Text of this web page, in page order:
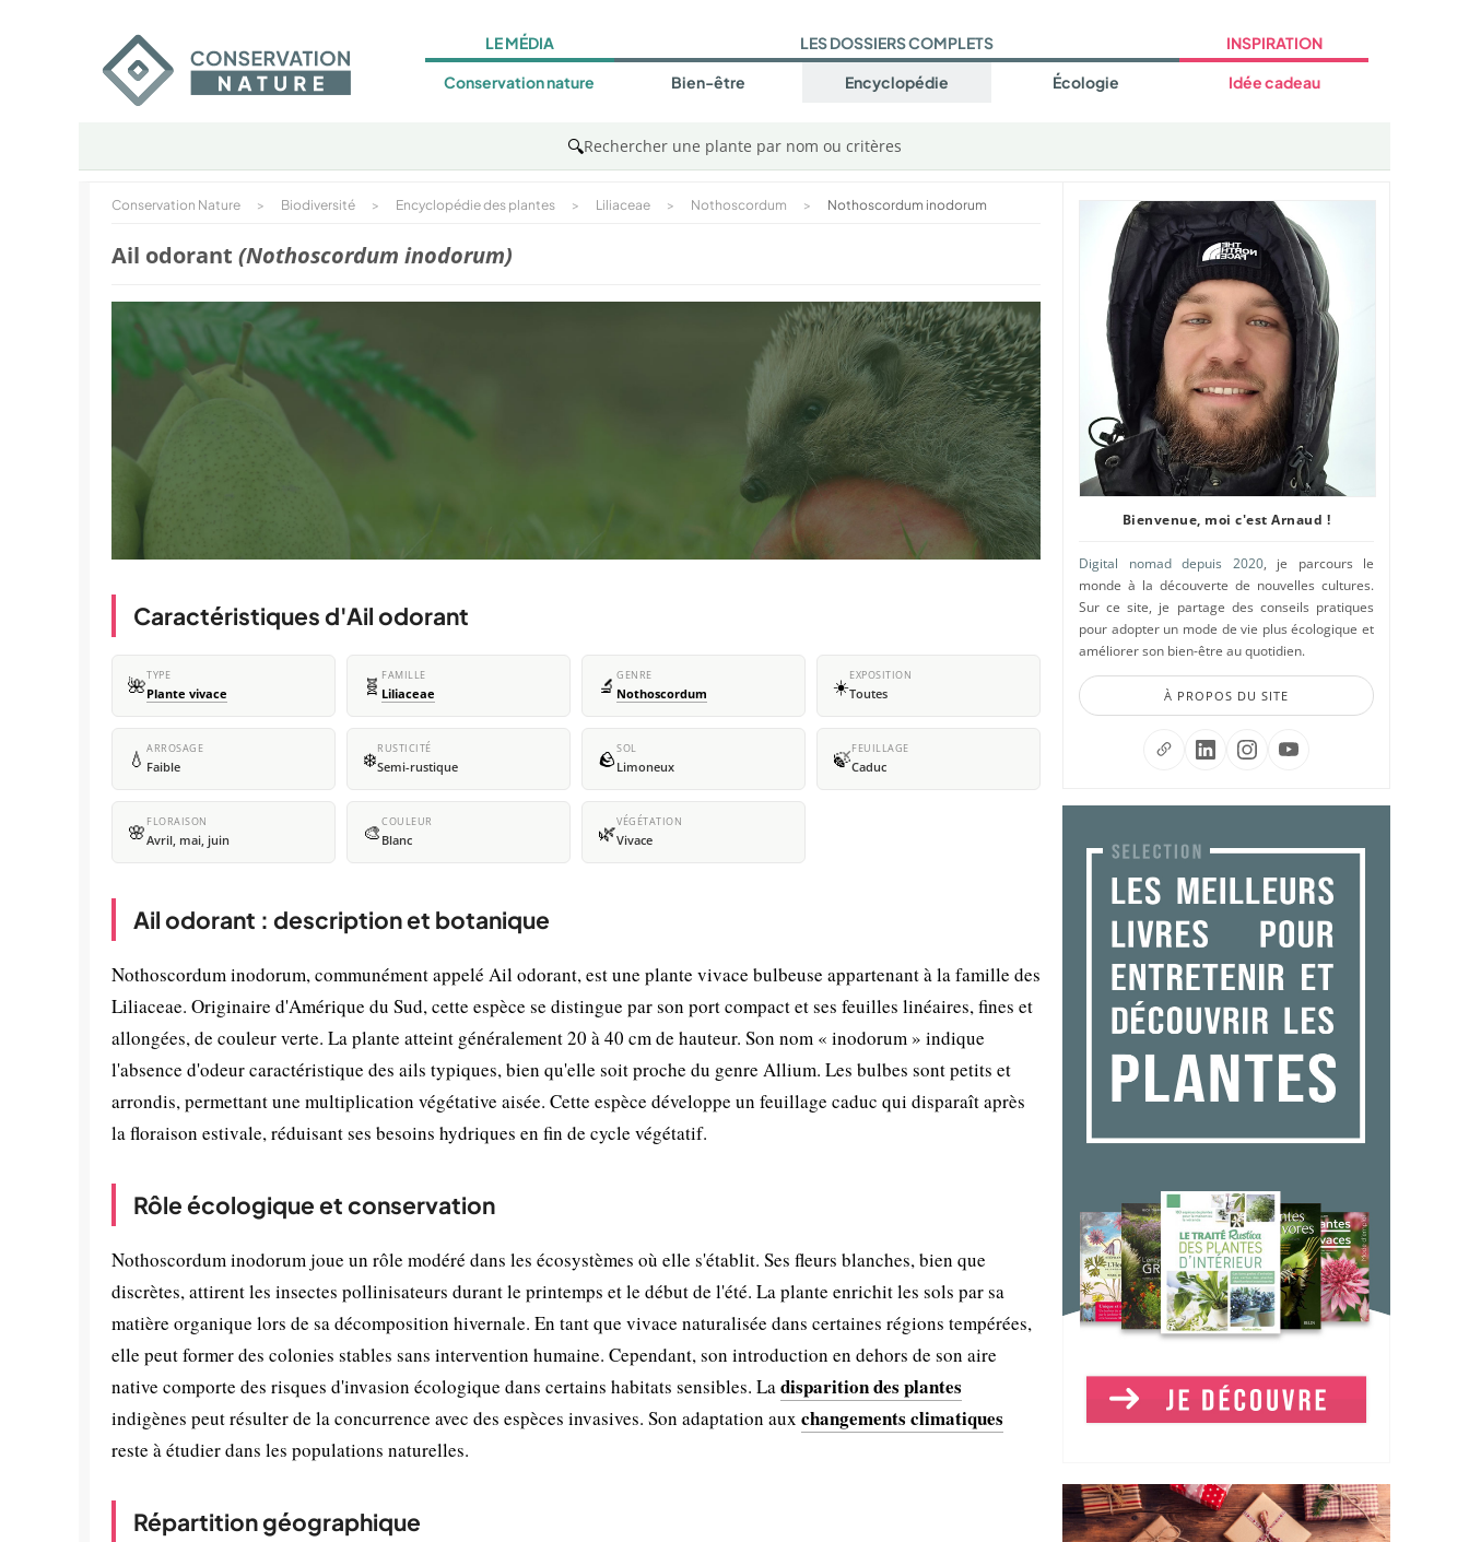
LE MÉDIA
Conservation nature
LES DOSSIERS COMPLETS
Bien-être Encyclopédie Écologie
INSPIRATION
Idée cadeau
🔍Rechercher une plante par nom ou critères
Conservation Nature > Biodiversité > Encyclopédie des plantes > Liliaceae > Nothoscordum > Nothoscordum inodorum
Ail odorant (Nothoscordum inodorum)
Caractéristiques d'Ail odorant
🌺TYPE
Plante vivace 🧬 FAMILLE
Liliaceae 🔬 GENRE
Nothoscordum ☀️EXPOSITION
Toutes
💧 ARROSAGE
Faible ❄️RUSTICITÉ
Semi-rustique 🪨SOL
Limoneux 🍃FEUILLAGE
Caduc
🌸 FLORAISON
Avril, mai, juin 🎨COULEUR
Blanc 🌿VÉGÉTATION
Vivace
Ail odorant : description et botanique
Nothoscordum inodorum, communément appelé Ail odorant, est une plante vivace bulbeuse appartenant à la famille des
Liliaceae. Originaire d'Amérique du Sud, cette espèce se distingue par son port compact et ses feuilles linéaires, fines et
allongées, de couleur verte. La plante atteint généralement 20 à 40 cm de hauteur. Son nom « inodorum » indique
l'absence d'odeur caractéristique des ails typiques, bien qu'elle soit proche du genre Allium. Les bulbes sont petits et
arrondis, permettant une multiplication végétative aisée. Cette espèce développe un feuillage caduc qui disparaît après
la floraison estivale, réduisant ses besoins hydriques en fin de cycle végétatif.
Rôle écologique et conservation
Nothoscordum inodorum joue un rôle modéré dans les écosystèmes où elle s'établit. Ses fleurs blanches, bien que
discrètes, attirent les insectes pollinisateurs durant le printemps et le début de l'été. La plante enrichit les sols par sa
matière organique lors de sa décomposition hivernale. En tant que vivace naturalisée dans certaines régions tempérées,
elle peut former des colonies stables sans intervention humaine. Cependant, son introduction en dehors de son aire
native comporte des risques d'invasion écologique dans certains habitats sensibles. Ladisparition des plantes
indigènes peut résulter de la concurrence avec des espèces invasives. Son adaptation aux changements climatiques
reste à étudier dans les populations naturelles.
Répartition géographique
Bienvenue, moi c'est Arnaud !
Digital nomad depuis 2020, je parcours le
monde à la découverte de nouvelles cultures.
Sur ce site, je partage des conseils pratiques
pour adopter un mode de vie plus écologique et
améliorer son bien-être au quotidien.
À PROPOS DU SITE